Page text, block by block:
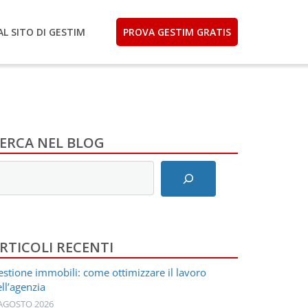
SITO DI GESTIM PROVA GESTIM GRATIS
NEL BLOG
RECENTI
immobili: come ottimizzare il lavoro
2026